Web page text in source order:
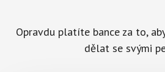
Opravdu platíte bance za to,
dělat se svými